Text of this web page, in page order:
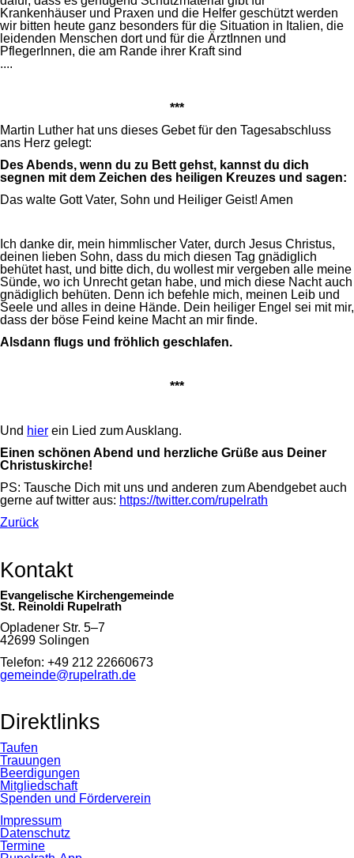
Krankenhäuser und Praxen und die Helfer geschützt werden
wir bitten heute ganz besonders für die Situation in Italien, die
leidenden Menschen dort und für die ÄrztInnen und
PflegerInnen, die am Rande ihrer Kraft sind
....
***
Martin Luther hat uns dieses Gebet für den Tagesabschluss
ans Herz gelegt:
Des Abends, wenn du zu Bett gehst, kannst du dich
segnen mit dem Zeichen des heiligen Kreuzes und sagen:
Das walte Gott Vater, Sohn und Heiliger Geist! Amen
Ich danke dir, mein himmlischer Vater, durch Jesus Christus,
deinen lieben Sohn, dass du mich diesen Tag gnädiglich
behütet hast, und bitte dich, du wollest mir vergeben alle meine
Sünde, wo ich Unrecht getan habe, und mich diese Nacht auch
gnädiglich behüten. Denn ich befehle mich, meinen Leib und
Seele und alles in deine Hände. Dein heiliger Engel sei mit mir,
dass der böse Feind keine Macht an mir finde.
Alsdann flugs und fröhlich geschlafen.
***
Und hier ein Lied zum Ausklang.
Einen schönen Abend und herzliche Grüße aus Deiner
Christuskirche!
PS: Tausche Dich mit uns und anderen zum Abendgebet auch
gerne auf twitter aus: https://twitter.com/rupelrath
Zurück
Kontakt
Evangelische Kirchengemeinde
St. Reinoldi Rupelrath
Opladener Str. 5–7
42699 Solingen
Telefon: +49 212 22660673
gemeinde@rupelrath.de
Direktlinks
Taufen
Trauungen
Beerdigungen
Mitgliedschaft
Spenden und Förderverein
Impressum
Datenschutz
Termine